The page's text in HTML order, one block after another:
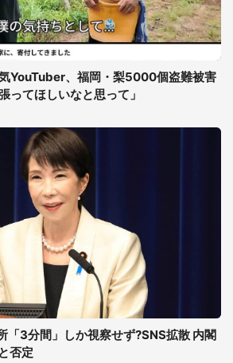
YouTuber、福岡・梨5000個盗難被害
ってほしいなと思って」
「3分間」しか視察せず?SNS拡散 内閣
否定